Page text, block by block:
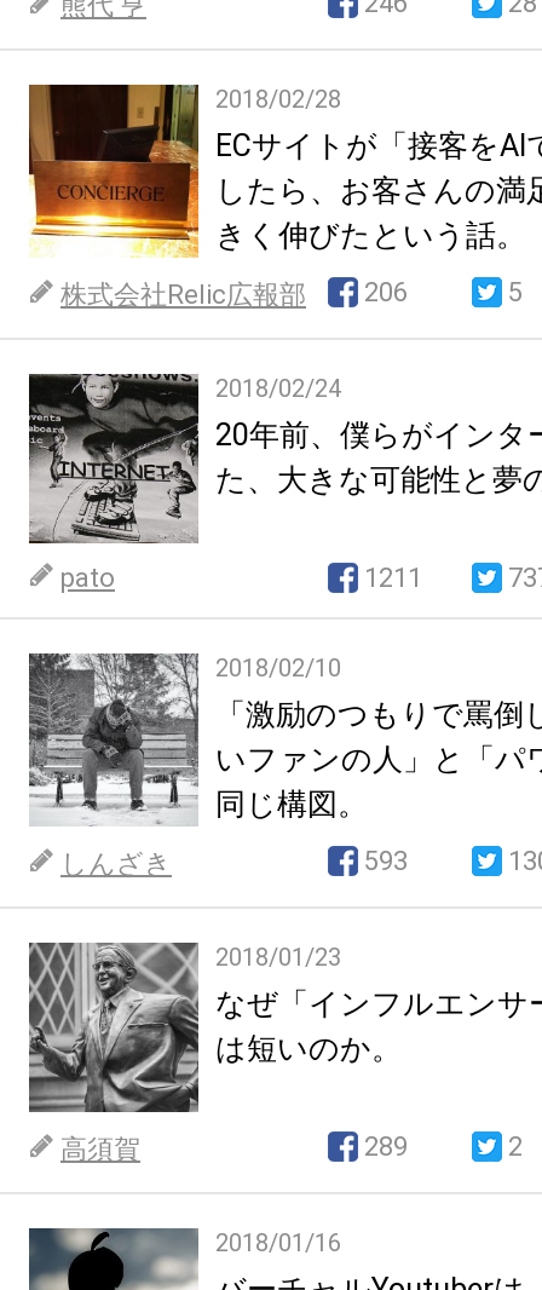
2018/02/28
ECサイトが「接客を
したら、お客さんの満
きく伸びたという話。
株式会社Relic広報部 206 5
2018/02/24
20年前、僕らがインタ
た、大きな可能性と夢
pato 1211
2018/02/10
「激励のつもりで罵
いファンの人」と「パ
同じ構図。
しんざき 593
2018/01/23
なぜ「インフルエンサ
は短いのか。
高須賀 289 2
2018/01/16